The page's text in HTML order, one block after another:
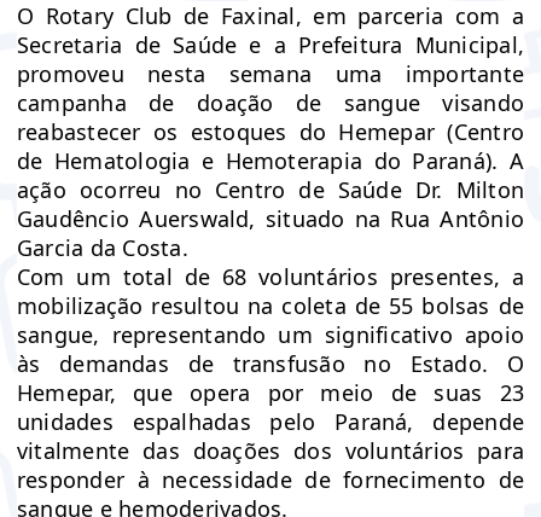
O Rotary Club de Faxinal, em parceria com a
Secretaria de Saúde e a Prefeitura Municipal,
promoveu nesta semana uma importante
campanha de doação de sangue visando
reabastecer os estoques do Hemepar (Centro
de Hematologia e Hemoterapia do Paraná). A
ação ocorreu no Centro de Saúde Dr. Milton
Gaudêncio Auerswald, situado na Rua Antônio
Garcia da Costa.
Com um total de 68 voluntários presentes, a
mobilização resultou na coleta de 55 bolsas de
sangue, representando um significativo apoio
às demandas de transfusão no Estado. O
Hemepar, que opera por meio de suas 23
unidades espalhadas pelo Paraná, depende
vitalmente das doações dos voluntários para
responder à necessidade de fornecimento de
sangue e hemoderivados.